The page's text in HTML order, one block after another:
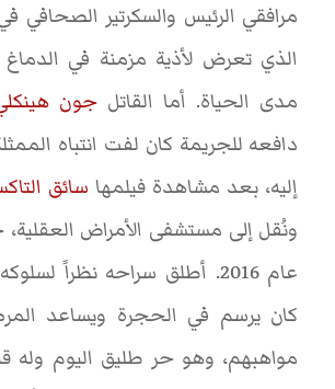
مرافقي الرئيس والسكرتير الصحافي
الذي تعرض لأذية مزمنة في
مدى الحياة. أما القاتل جون
دافعه للجريمة كان لفت انتباه
إليه، بعد مشاهدة فيلمها سائق
ونُقل إلى مستشفى الأمراض
عام 2016. أطلق سراحه نظراً
كان يرسم في الحجرة ويساعد
مواهبهم، وهو حر طليق اليوم وله